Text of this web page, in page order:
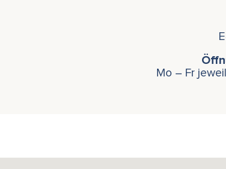
Mo – Fr